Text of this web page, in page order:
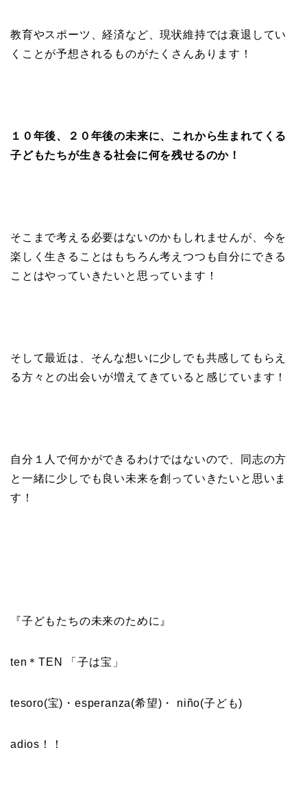
教育やスポーツ、経済など、現状維持では衰退してい
くことが予想されるものがたくさんあります！
１０年後、２０年後の未来に、これから生まれてくる
子どもたちが生きる社会に何を残せるのか！
そこまで考える必要はないのかもしれませんが、今を
楽しく生きることはもちろん考えつつも自分にできる
ことはやっていきたいと思っています！
そして最近は、そんな想いに少しでも共感してもらえ
る方々との出会いが増えてきていると感じています！
自分１人で何かができるわけではないので、同志の方
と一緒に少しでも良い未来を創っていきたいと思いま
す！
『子どもたちの未来のために』
ten＊TEN 「子は宝」
tesoro(宝)・esperanza(希望)・ niño(子ども)
adios！！